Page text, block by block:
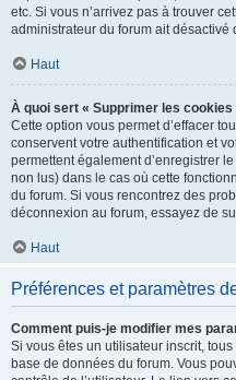
etc. Si vous n’arrivez pas à trouver
administrateur du forum ait désactivé
Haut
À quoi sert « Supprimer les cookies
Cette option vous permet d’effacer
conservent votre authentification et
permettent également d’enregistrer
non lus) dans le cas où cette
du forum. Si vous rencontrez des
déconnexion au forum, essayez de
Haut
Préférences et paramètres
Comment puis-je modifier mes
Si vous êtes un utilisateur inscrit,
base de données du forum. Vous